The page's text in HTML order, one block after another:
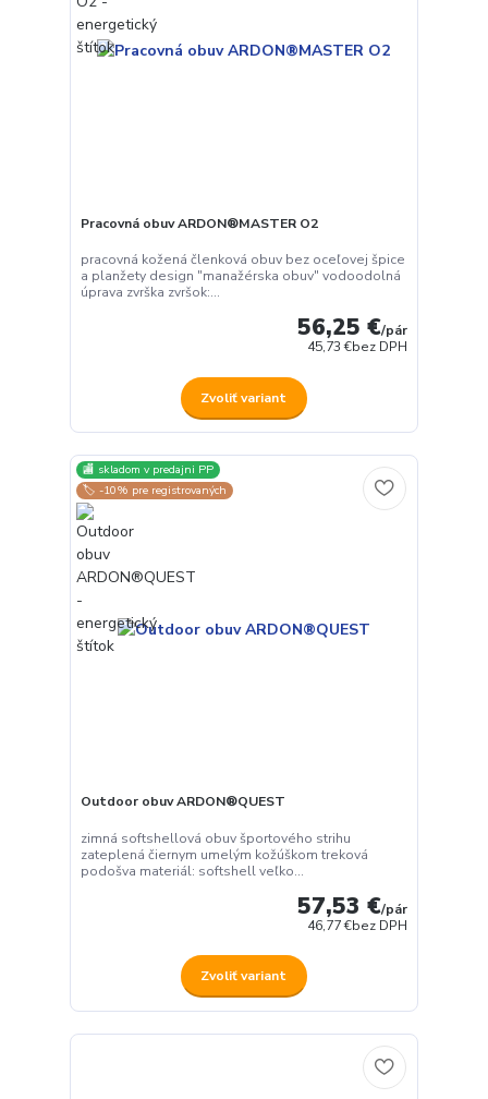
Pracovná obuv ARDON®MASTER O2
pracovná kožená členková obuv bez oceľovej špice
a planžety design "manažérska obuv" vodoodolná
úprava zvrška zvršok:...
56,25 €/pár
45,73 €bez DPH
Zvoliť variant
🏬 skladom v predajni PP
🏷️ -10% pre registrovaných
Outdoor obuv ARDON®QUEST
zimná softshellová obuv športového strihu
zateplená čiernym umelým kožúškom treková
podošva materiál: softshell veľko...
57,53 €/pár
46,77 €bez DPH
Zvoliť variant